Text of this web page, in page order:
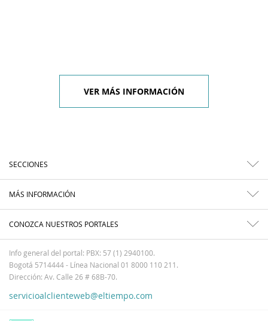
VER MÁS INFORMACIÓN
SECCIONES
MÁS INFORMACIÓN
CONOZCA NUESTROS PORTALES
Info general del portal: PBX: 57 (1) 2940100.
Bogotá 5714444 - Línea Nacional 01 8000 110 211.
Dirección: Av. Calle 26 # 68B-70.
servicioalclienteweb@eltiempo.com